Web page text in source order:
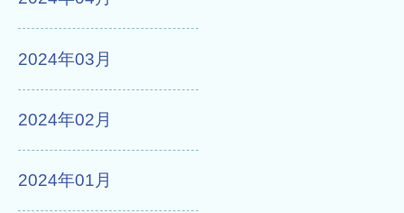
2024年03月
2024年02月
2024年01月